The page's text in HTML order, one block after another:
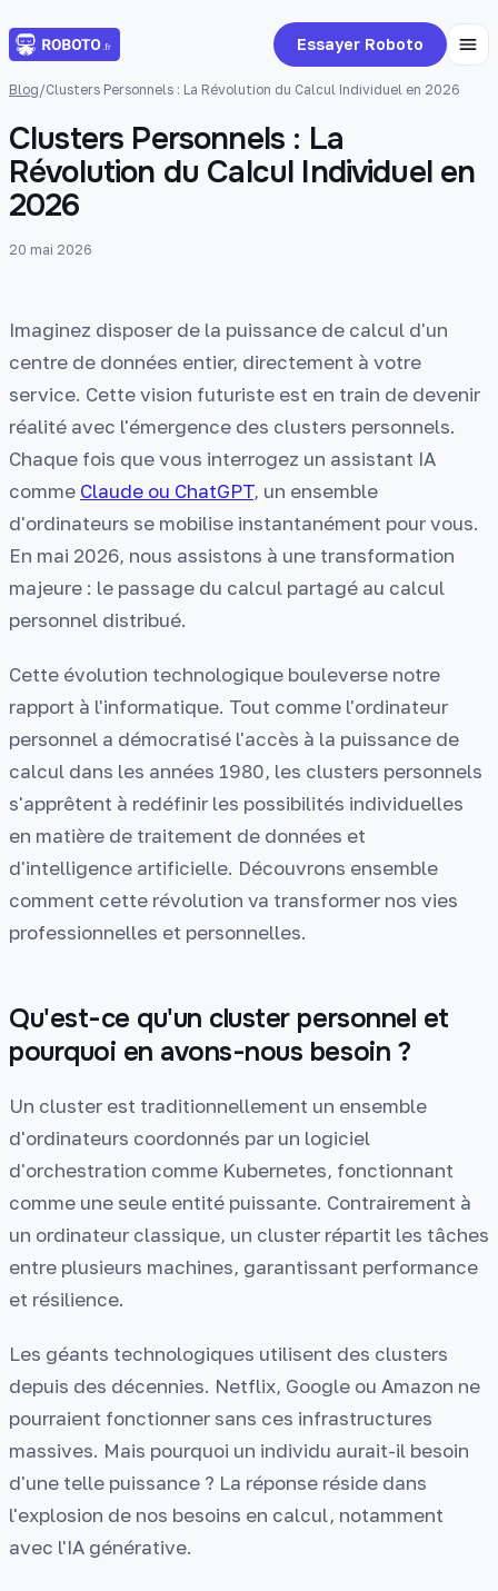
Essayer Roboto
Blog/Clusters Personnels : La Révolution du Calcul Individuel en 2026
Clusters Personnels : La
Révolution du Calcul Individuel en
2026
20 mai 2026
Imaginez disposer de la puissance de calcul d'un
centre de données entier, directement à votre
service. Cette vision futuriste est en train de devenir
réalité avec l'émergence des clusters personnels.
Chaque fois que vous interrogez un assistant IA
comme Claude ou ChatGPT, un ensemble
d'ordinateurs se mobilise instantanément pour vous.
En mai 2026, nous assistons à une transformation
majeure : le passage du calcul partagé au calcul
personnel distribué.
Cette évolution technologique bouleverse notre
rapport à l'informatique. Tout comme l'ordinateur
personnel a démocratisé l'accès à la puissance de
calcul dans les années 1980, les clusters personnels
s'apprêtent à redéfinir les possibilités individuelles
en matière de traitement de données et
d'intelligence artificielle. Découvrons ensemble
comment cette révolution va transformer nos vies
professionnelles et personnelles.
Qu'est-ce qu'un cluster personnel et
pourquoi en avons-nous besoin ?
Un cluster est traditionnellement un ensemble
d'ordinateurs coordonnés par un logiciel
d'orchestration comme Kubernetes, fonctionnant
comme une seule entité puissante. Contrairement à
un ordinateur classique, un cluster répartit les tâches
entre plusieurs machines, garantissant performance
et résilience.
Les géants technologiques utilisent des clusters
depuis des décennies. Netflix, Google ou Amazon ne
pourraient fonctionner sans ces infrastructures
massives. Mais pourquoi un individu aurait-il besoin
d'une telle puissance ? La réponse réside dans
l'explosion de nos besoins en calcul, notamment
avec l'IA générative.